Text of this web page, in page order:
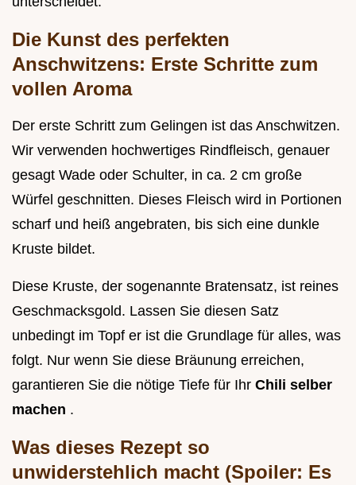
Die Kunst des perfekten
Anschwitzens: Erste Schritte zum
vollen Aroma
Der erste Schritt zum Gelingen ist das Anschwitzen.
Wir verwenden hochwertiges Rindfleisch, genauer
gesagt Wade oder Schulter, in ca. 2 cm große
Würfel geschnitten. Dieses Fleisch wird in Portionen
scharf und heiß angebraten, bis sich eine dunkle
Kruste bildet.
Diese Kruste, der sogenannte Bratensatz, ist reines
Geschmacksgold. Lassen Sie diesen Satz
unbedingt im Topf er ist die Grundlage für alles, was
folgt. Nur wenn Sie diese Bräunung erreichen,
garantieren Sie die nötige Tiefe für Ihr Chili selber
machen .
Was dieses Rezept so
unwiderstehlich macht (Spoiler: Es